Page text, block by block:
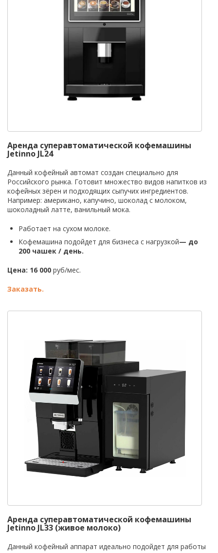
Аренда суперавтоматической кофемашины
Jetinno JL24
Данный кофейный автомат создан специально для
Российского рынка. Готовит множество видов напитков из
кофейных зёрен и подходящих сыпучих ингредиентов.
Например: американо, капучино, шоколад с молоком,
шоколадный латте, ванильный мока.
Работает на сухом молоке.
Кофемашина подойдет для бизнеса с нагрузкой— до
200 чашек / день.
Цена: 16 000 руб/мес.
Заказать.
Аренда суперавтоматической кофемашины
Jetinno JL33 (живое молоко)
Данный кофейный аппарат идеально подойдет для работы